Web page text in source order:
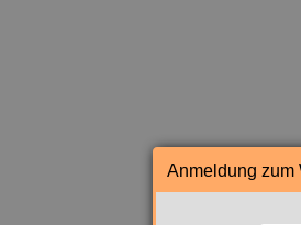
Anmeldung zum